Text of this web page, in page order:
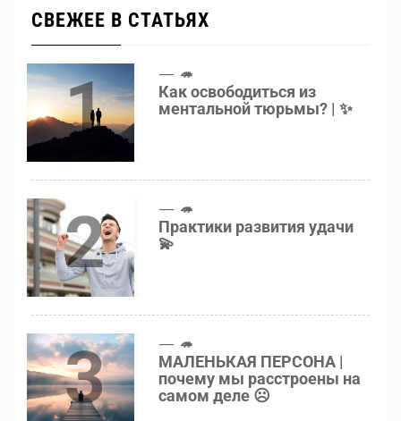
СВЕЖЕЕ В СТАТЬЯХ
1 🦔
Как освободиться из
ментальной тюрьмы? | ✨
2 🦔
Практики развития удачи
💫
3 🦔
МАЛЕНЬКАЯ ПЕРСОНА |
почему мы расстроены на
самом деле ☹️